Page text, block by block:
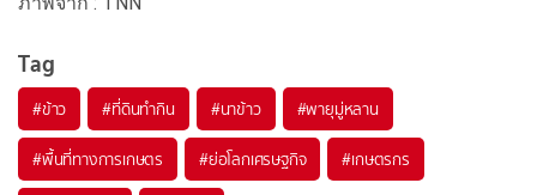
Tag
#ข้าว #ที่ดินทำกิน #นาข้าว #พายุมู่หลาน
#พื้นที่ทางการเกษตร #ย่อโลกเศรษฐกิจ #เกษตรกร